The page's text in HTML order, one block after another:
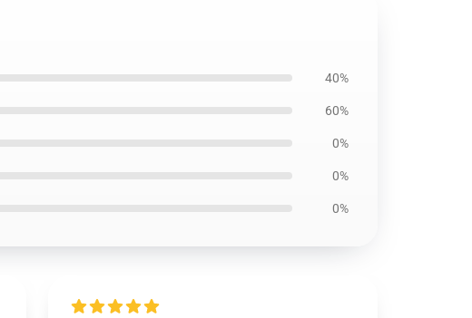
40%
60%
0%
0%
0%